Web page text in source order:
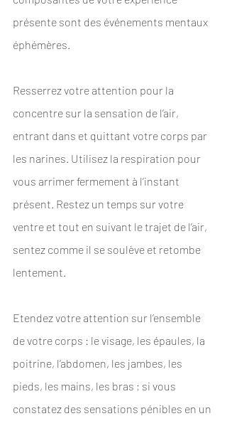
présente sont des événements mentaux
éphémères.
Resserrez votre attention pour la
concentre sur la sensation de l’air,
entrant dans et quittant votre corps par
les narines. Utilisez la respiration pour
vous arrimer fermement à l’instant
présent. Restez un temps sur votre
ventre et tout en suivant le trajet de l’air,
sentez comme il se soulève et retombe
lentement.
Etendez votre attention sur l’ensemble
de votre corps : le visage, les épaules, la
poitrine, l’abdomen, les jambes, les
pieds, les mains, les bras ; si vous
constatez des sensations pénibles en un